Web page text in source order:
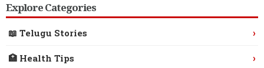
Explore Categories
📖 Telugu Stories ›
🏥 Health Tips ›